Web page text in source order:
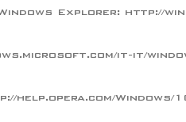
Explorer: http://
it-it/
help.opera.com/